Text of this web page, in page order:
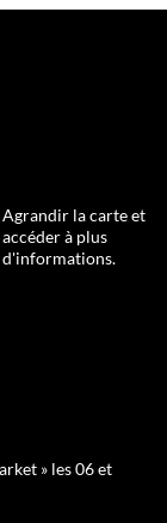
Agrandir la carte et
accéder à plus
d'informations.
» les 06 et